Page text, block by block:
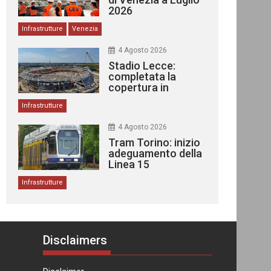
2026
Infrastrutture Venezia
4 Agosto 2026
Stadio Lecce:
completata la
copertura in
Infrastrutture
4 Agosto 2026
Tram Torino: inizio
adeguamento della
Linea 15
Infrastrutture
Disclaimers